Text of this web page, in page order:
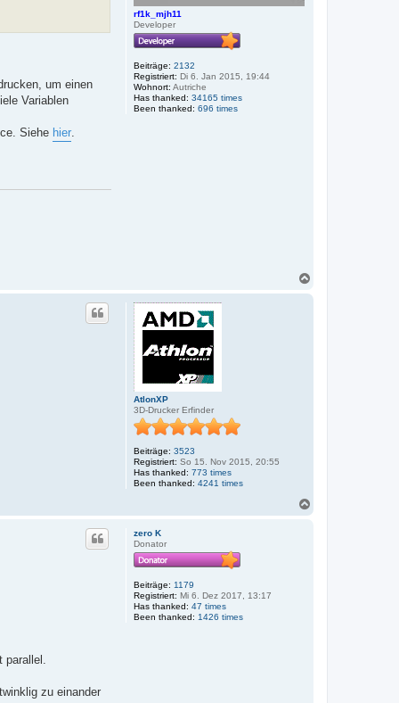
rf1k_mjh11
Developer
Beiträge: 2132
Registriert: Di 6. Jan 2015, 19:44
Wohnort: Autriche
Has thanked: 34165 times
Been thanked: 696 times
um einen
Variablen
Siehe hier
AtlonXP
3D-Drucker Erfinder
Beiträge: 3523
Registriert: So 15. Nov 2015, 20:55
Has thanked: 773 times
Been thanked: 4241 times
zero K
Donator
Beiträge: 1179
Registriert: Mi 6. Dez 2017, 13:17
Has thanked: 47 times
Been thanked: 1426 times
zu einander